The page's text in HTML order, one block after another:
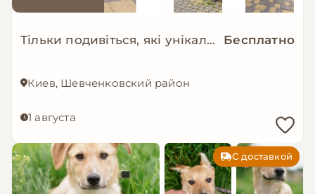
Тільки подивіться, які унікальні дівчатка шукають родини 😍 Бесплатно
Киев, Шевченковский район
1 августа
С доставкой